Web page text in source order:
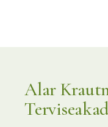
Alar